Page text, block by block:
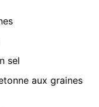
sel
aux graines